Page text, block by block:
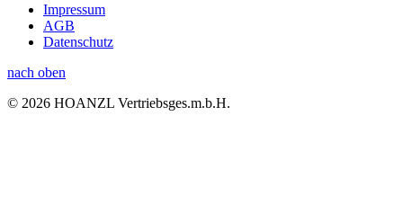
Impressum
AGB
Datenschutz
nach oben
© 2026 HOANZL Vertriebsges.m.b.H.